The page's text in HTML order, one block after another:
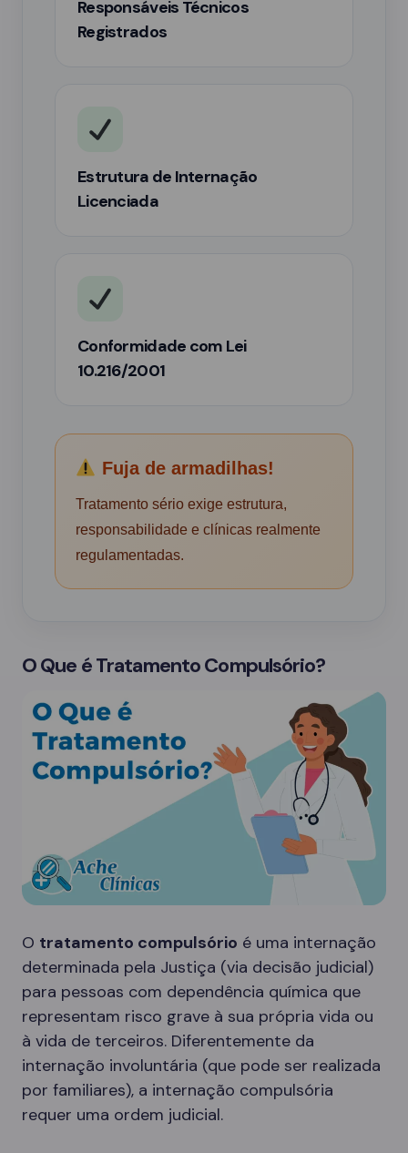
Responsáveis Técnicos
Registrados
Estrutura de Internação
Licenciada
Conformidade com Lei
10.216/2001
Fuja de armadilhas!
Tratamento sério exige estrutura,
responsabilidade e clínicas realmente
regulamentadas.
O Que é Tratamento Compulsório?
O tratamento compulsório é uma internação
determinada pela Justiça (via decisão judicial)
para pessoas com dependência química que
representam risco grave à sua própria vida ou
à vida de terceiros. Diferentemente da
internação involuntária (que pode ser realizada
por familiares), a internação compulsória
requer uma ordem judicial.